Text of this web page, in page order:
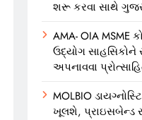
શરૂ કરવા સાથે
AMA- OIA MSME
ઉદ્યોગ સાહસિકોને
અપનાવવા
MOLBIO
ખૂલશે, પ્રાઇસબેન્ડ